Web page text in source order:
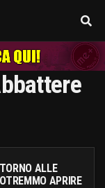
ALLE
APRIRE